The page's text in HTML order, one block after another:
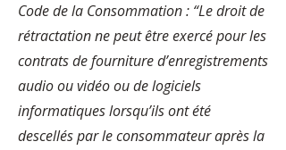
Code de la Consommation : “Le droit de
rétractation ne peut être exercé pour les
contrats de fourniture d’enregistrements
audio ou vidéo ou de logiciels
informatiques lorsqu’ils ont été
descellés par le consommateur après la